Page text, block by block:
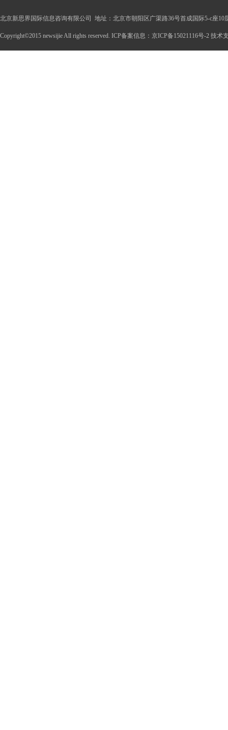
北京新思界国际信息咨询有限公司 地址：北京市朝阳区广渠路36号首成国际5-c座10
Copyright©2015 newsijie All rights reserved. ICP备案信息：京ICP备15021116号-2 技术